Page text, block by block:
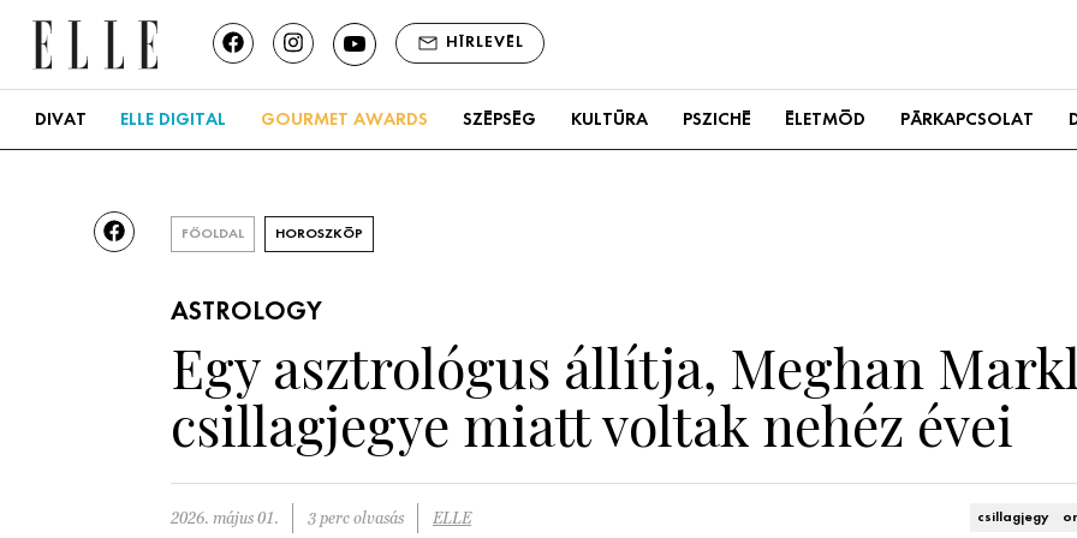
HÍRLEVÉL
DIVAT ELLE DIGITAL GOURMET AWARDS SZÉPSÉG KULTÚRA PSZICHÉ ÉLETMÓD PÁRKAPCSOLAT
FŐOLDAL HOROSZKÓP
ASTROLOGY
Egy asztrológus állítja, Meghan
csillagjegye miatt voltak nehéz évei
2026. május 01. 3 perc olvasás ELLE csillagjegy